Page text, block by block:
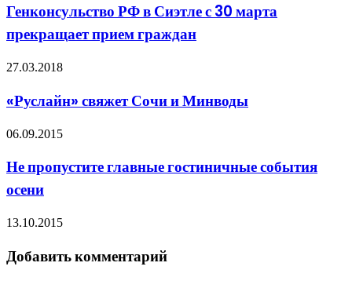
Генконсульство РФ в Сиэтле с 30 марта
прекращает прием граждан
27.03.2018
«Руслайн» свяжет Сочи и Минводы
06.09.2015
Не пропустите главные гостиничные события
осени
13.10.2015
Добавить комментарий